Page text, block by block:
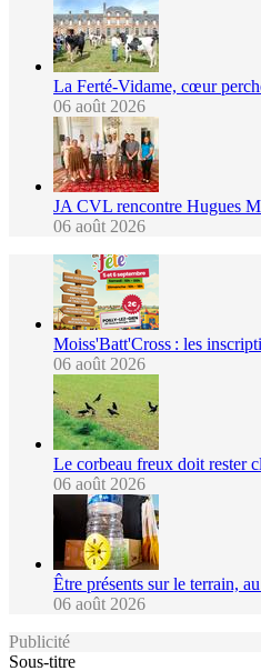
La Ferté-Vidame, cœur
06 août 2026
JA CVL rencontre Hugues
06 août 2026
Moiss'Batt'Cross : les
06 août 2026
Le corbeau freux doit rester
06 août 2026
Être présents sur le terrain,
06 août 2026
Publicité
Sous-titre